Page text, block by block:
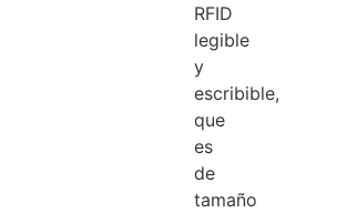
RFID
legible
y
escribible,
que
es
de
tamaño